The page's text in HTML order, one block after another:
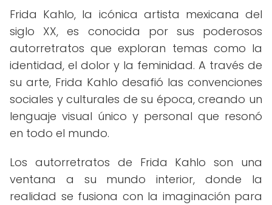
Frida Kahlo, la icónica artista mexicana del
siglo XX, es conocida por sus poderosos
autorretratos que exploran temas como la
identidad, el dolor y la feminidad. A través de
su arte, Frida Kahlo desafió las convenciones
sociales y culturales de su época, creando un
lenguaje visual único y personal que resonó
en todo el mundo.
Los autorretratos de Frida Kahlo son una
ventana a su mundo interior, donde la
realidad se fusiona con la imaginación para